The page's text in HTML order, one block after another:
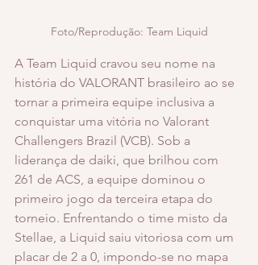
Foto/Reprodução: Team Liquid
A Team Liquid cravou seu nome na
história do VALORANT brasileiro ao se
tornar a primeira equipe inclusiva a
conquistar uma vitória no Valorant
Challengers Brazil (VCB). Sob a
liderança de daiki, que brilhou com
261 de ACS, a equipe dominou o
primeiro jogo da terceira etapa do
torneio. Enfrentando o time misto da
Stellae, a Liquid saiu vitoriosa com um
placar de 2 a 0, impondo-se no mapa